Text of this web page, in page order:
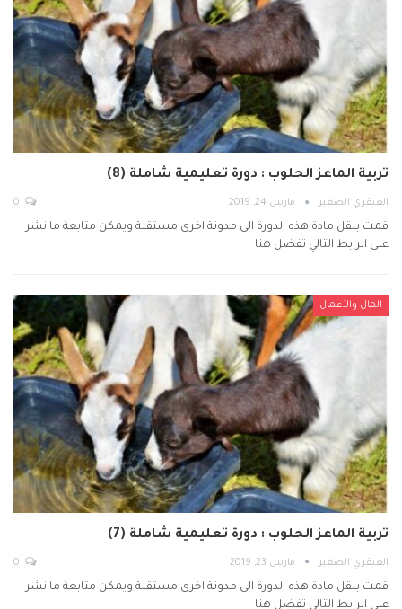
تربية الماعز الحلوب : دورة تعليمية شاملة (8)
العبقري الصغير مارس 24, 2019
قمت بنقل مادة هذه الدورة الى مدونة اخرى مستقلة ويمكن متابعة ما نشر
على الرابط التالي تفضل هنا
المال والأعمال
تربية الماعز الحلوب : دورة تعليمية شاملة (7)
العبقري الصغير مارس 23, 2019
قمت بنقل مادة هذه الدورة الى مدونة اخرى مستقلة ويمكن متابعة ما نشر
على الرابط التالي تفضل هنا